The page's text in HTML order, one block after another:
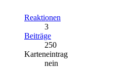
Reaktionen
3
Beiträge
250
Karteneintrag
nein